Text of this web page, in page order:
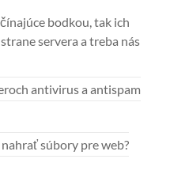
bodkou, tak ich
servera a treba nás
antivirus a antispam
súbory pre web?